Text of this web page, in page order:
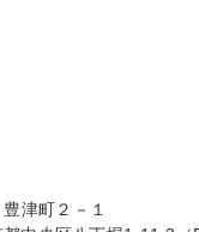
津町２－１